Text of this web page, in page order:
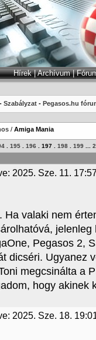
Hírek|Archívum|
- Szabályzat - Pegasos.hu
/ Amiga Mania
195 196 197 198 199
2025. Sze. 11.
Ha valaki nem
Pegasos 2,
dicséri. Ugyanez
megcsinálta a
hogy akinek
2025. Sze. 18.